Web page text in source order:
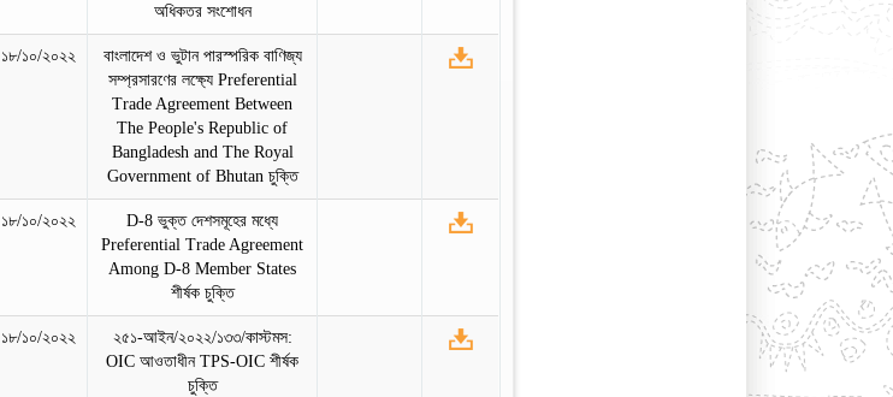
অধিকতর সংশোধন
১৮/১০/২০২২
বাংলাদেশ ও ভুটান পারস্পরিক বাণিজ্য
সম্প্রসারণের লক্ষ্যে Preferential
Trade Agreement Between
The People's Republic of
Bangladesh and The Royal
Government of Bhutan চুক্তি
১৮/১০/২০২২
D-8 ভুক্ত দেশসমূহের মধ্যে
Preferential Trade Agreement
Among D-8 Member States
শীর্ষক চুক্তি
১৮/১০/২০২২
২৫১-আইন/২০২২/১৩৩/কাস্টমস:
OIC আওতাধীন TPS-OIC শীর্ষক
চুক্তি